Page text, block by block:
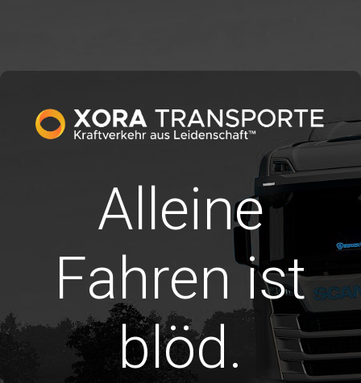
Alleine
Fahren ist
blöd.